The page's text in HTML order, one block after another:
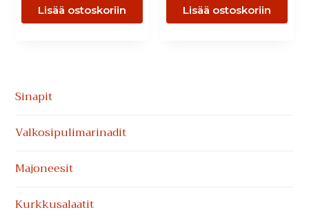
Lisää ostoskoriin Lisää ostoskoriin
Ensisijainen
sivupalkki
Sinapit
Valkosipuli­marinadit
Majoneesit
Kurkkusalaatit